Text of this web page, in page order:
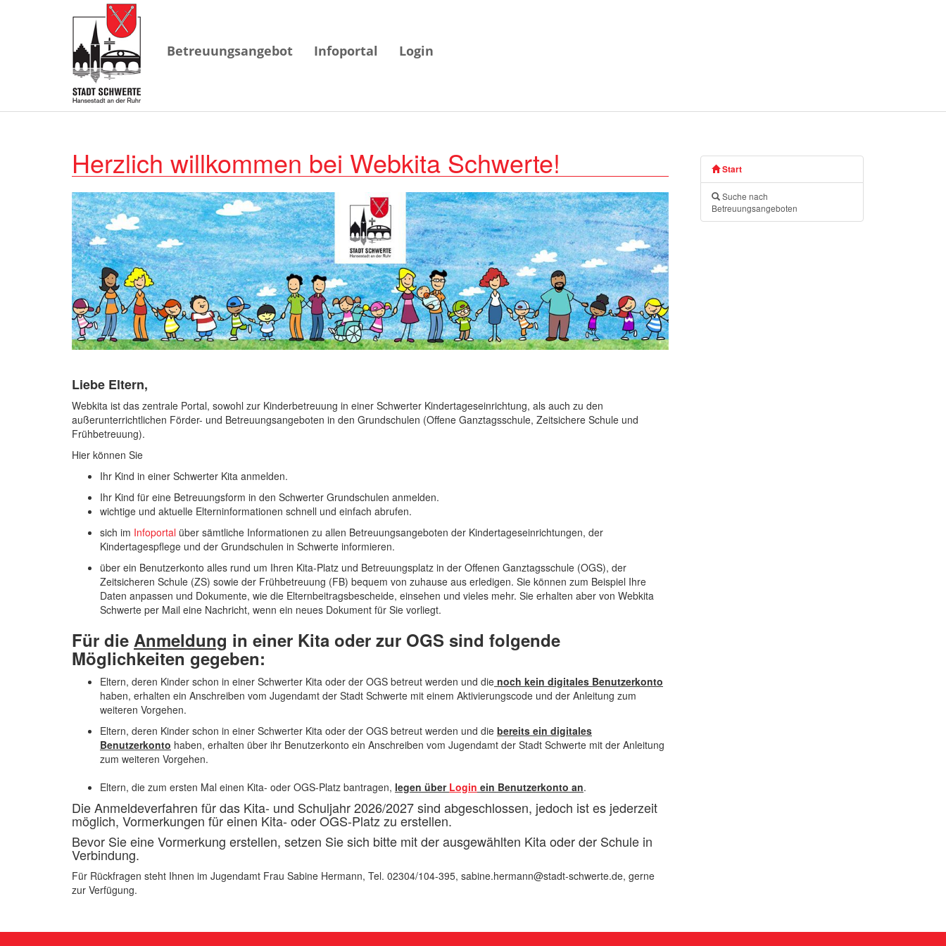
Betreuungsangebot Infoportal Login
Herzlich willkommen bei Webkita Schwerte!
Liebe Eltern,
Webkita ist das zentrale Portal, sowohl zur Kinderbetreuung in einer Schwerter Kindertageseinrichtung, als auch zu den
außerunterrichtlichen Förder- und Betreuungsangeboten in den Grundschulen (Offene Ganztagsschule, Zeitsichere Schule und
Frühbetreuung).
Hier können Sie
Ihr Kind in einer Schwerter Kita anmelden.
Ihr Kind für eine Betreuungsform in den Schwerter Grundschulen anmelden.
wichtige und aktuelle Elterninformationen schnell und einfach abrufen.
sich im Infoportal über sämtliche Informationen zu allen Betreuungsangeboten der Kindertageseinrichtungen, der
Kindertagespflege und der Grundschulen in Schwerte informieren.
über ein Benutzerkonto alles rund um Ihren Kita-Platz und Betreuungsplatz in der Offenen Ganztagsschule (OGS), der
Zeitsicheren Schule (ZS) sowie der Frühbetreuung (FB) bequem von zuhause aus erledigen. Sie können zum Beispiel Ihre
Daten anpassen und Dokumente, wie die Elternbeitragsbescheide, einsehen und vieles mehr. Sie erhalten aber von Webkita
Schwerte per Mail eine Nachricht, wenn ein neues Dokument für Sie vorliegt.
Für die Anmeldung in einer Kita oder zur OGS sind folgende
Möglichkeiten gegeben:
Eltern, deren Kinder schon in einer Schwerter Kita oder der OGS betreut werden und die noch kein digitales Benutzerkonto
haben, erhalten ein Anschreiben vom Jugendamt der Stadt Schwerte mit einem Aktivierungscode und der Anleitung zum
weiteren Vorgehen.
Eltern, deren Kinder schon in einer Schwerter Kita oder der OGS betreut werden und die bereits ein digitales
Benutzerkonto haben, erhalten über ihr Benutzerkonto ein Anschreiben vom Jugendamt der Stadt Schwerte mit der Anleitung
zum weiteren Vorgehen.
Eltern, die zum ersten Mal einen Kita- oder OGS-Platz bantragen, legen über Login ein Benutzerkonto an.
Die Anmeldeverfahren für das Kita- und Schuljahr 2026/2027 sind abgeschlossen, jedoch ist es jederzeit
möglich, Vormerkungen für einen Kita- oder OGS-Platz zu erstellen.
Bevor Sie eine Vormerkung erstellen, setzen Sie sich bitte mit der ausgewählten Kita oder der Schule in
Verbindung.
Für Rückfragen steht Ihnen im Jugendamt Frau Sabine Hermann, Tel. 02304/104-395, sabine.hermann@stadt-schwerte.de, gerne
zur Verfügung.
Start
Suche nach
Betreuungsangeboten